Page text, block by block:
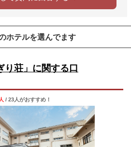
ホテルを選んでます
荘」に関する口
人 / 23人がおすすめ！